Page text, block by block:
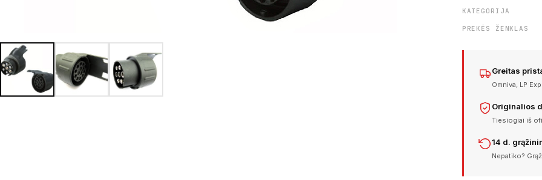
KATEGORIJA
PREKĖS ŽENKLAS
Greitas
Omniva, LP
Originalios
Tiesiogiai iš
14 d.
Nepatiko?